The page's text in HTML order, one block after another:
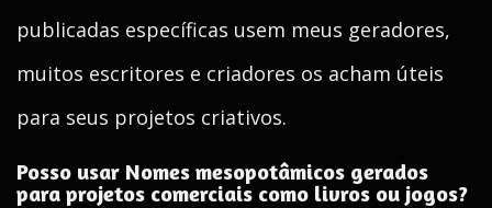
publicadas específicas usem meus geradores,
muitos escritores e criadores os acham úteis
para seus projetos criativos.
Posso usar Nomes mesopotâmicos gerados
para projetos comerciais como livros ou jogos?